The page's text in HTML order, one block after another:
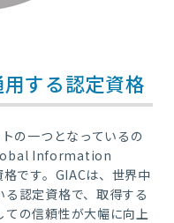
する認定資格
の一つとなっているの
Information
です。GIACは、世界中
認定資格で、取得する
ての信頼性が大幅に向上